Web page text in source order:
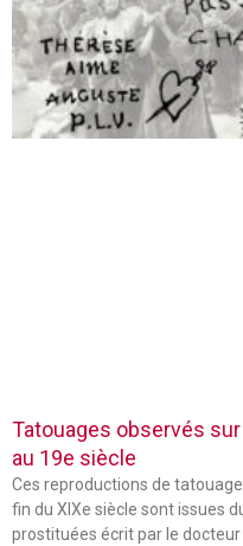
Tatouages observés
au 19e siècle
Ces reproductions de
fin du XIXe siècle sont issues
prostituées écrit par le